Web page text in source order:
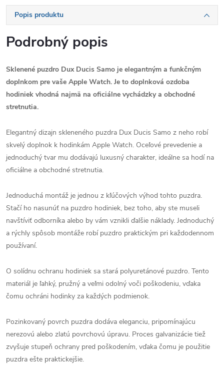
Popis produktu
Podrobný popis
Sklenené puzdro Dux Ducis Samo je elegantným a funkčným
doplnkom pre vaše Apple Watch. Je to doplnková ozdoba
hodiniek vhodná najmä na oficiálne vychádzky a obchodné
stretnutia.
Elegantný dizajn skleneného puzdra Dux Ducis Samo z neho robí
skvelý doplnok k hodinkám Apple Watch. Oceľové prevedenie a
jednoduchý tvar mu dodávajú luxusný charakter, ideálne sa hodí na
oficiálne a obchodné stretnutia.
Jednoduchá montáž je jednou z kľúčových výhod tohto puzdra.
Stačí ho nasunúť na puzdro hodiniek, bez toho, aby ste museli
navštíviť odborníka alebo by vám vznikli ďalšie náklady. Jednoduchý
a rýchly spôsob montáže robí puzdro praktickým pri každodennom
používaní.
O solídnu ochranu hodiniek sa stará polyuretánové puzdro. Tento
materiál je ľahký, pružný a veľmi odolný voči poškodeniu, vďaka
čomu ochráni hodinky za každých podmienok.
Pozinkovaný povrch puzdra dodáva eleganciu, pripomínajúcu
nerezovú alebo zlatú povrchovú úpravu. Proces galvanizácie tiež
zvyšuje stupeň ochrany pred poškodením, vďaka čomu je použitie
puzdra ešte praktickejšie.